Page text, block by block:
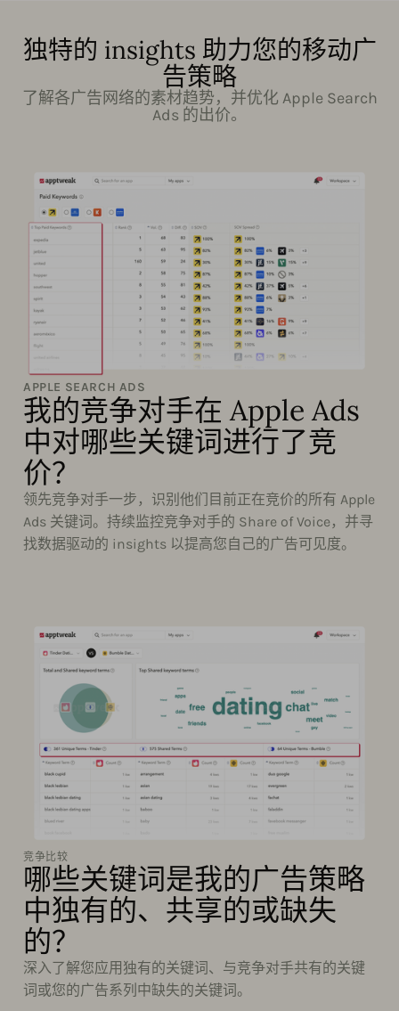
独特的 insights 助力您的移动广
告策略
了解各广告网络的素材趋势，并优化 Apple Search
Ads 的出价。
APPLE SEARCH ADS
我的竞争对手在 Apple Ads
中对哪些关键词进行了竞
价？
领先竞争对手一步，识别他们目前正在竞价的所有 Apple
Ads 关键词。持续监控竞争对手的 Share of Voice，并寻
找数据驱动的 insights 以提高您自己的广告可见度。
竞争比较
哪些关键词是我的广告策略
中独有的、共享的或缺失
的？
深入了解您应用独有的关键词、与竞争对手共有的关键
词或您的广告系列中缺失的关键词。